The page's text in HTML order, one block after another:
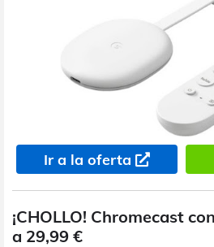
Ir a la oferta
¡CHOLLO! Chromecast
a 29,99 €